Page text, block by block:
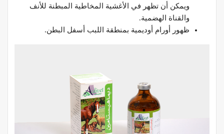
ويمكن أن تظهر في الأغشية المخاطية المبطنة للأنف
والقناة الهضمية.
ظهور أورام أوديمية بمنطقة اللبب أسفل البطن.